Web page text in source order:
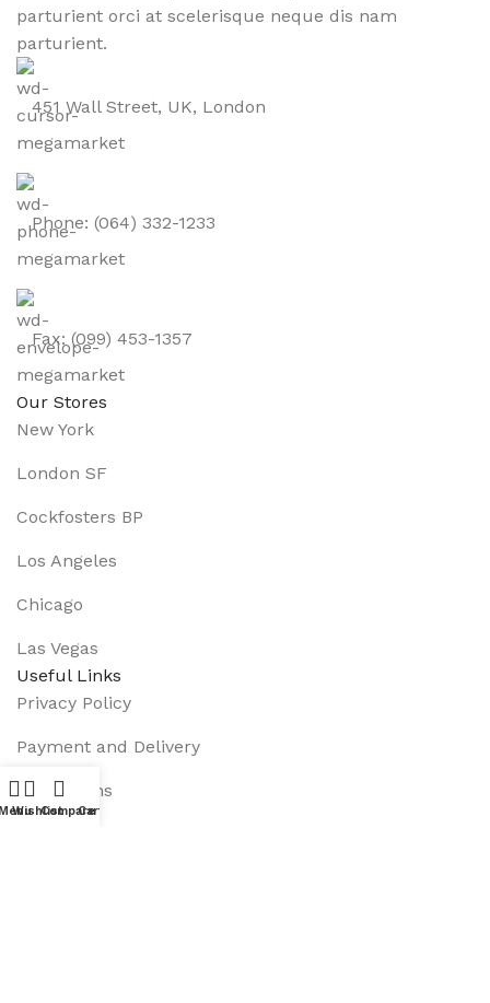
parturient orci at scelerisque neque dis nam
parturient.
451 Wall Street, UK, London
Phone: (064) 332-1233
Fax: (099) 453-1357
Our Stores
New York
London SF
Cockfosters BP
Los Angeles
Chicago
Las Vegas
Useful Links
Privacy Policy
Payment and Delivery
Promotions
WishlistCompare
Cart